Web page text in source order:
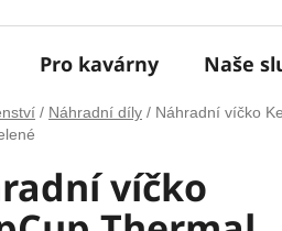
KOŠÍK
Pro kavárny Naše
/ Náhradní díly / Náhradní víčko
víčko